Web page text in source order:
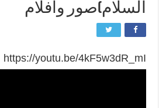
السلام)صور وافلام
https://youtu.be/4kF5w3dR_mI